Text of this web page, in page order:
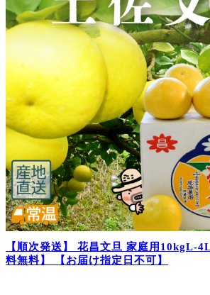
【順次発送】 花昌文旦 家庭用10kgL-
料無料】 【お届け指定日不可】